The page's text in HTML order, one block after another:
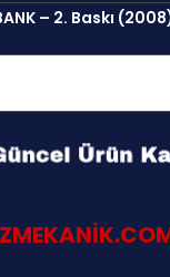
– 2. Baskı